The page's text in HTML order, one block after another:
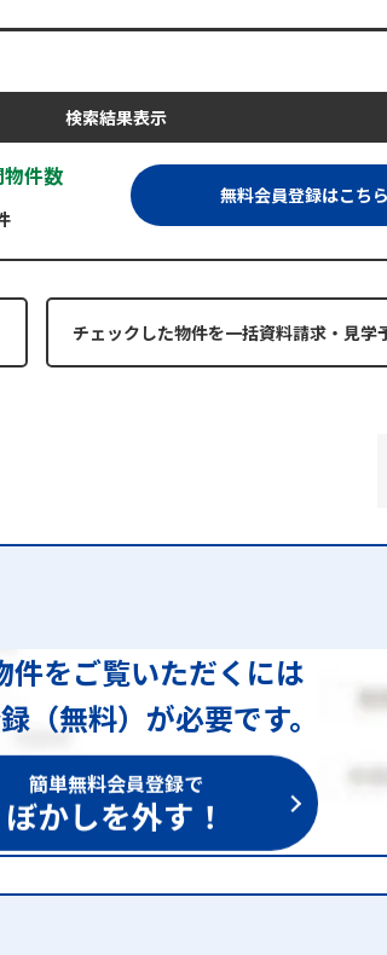
検索結果表示
物件数
無料会員登録はこち
件をご覧いただくには
（無料）が必要です。
簡単無料会員登録で
ぼかしを外す！